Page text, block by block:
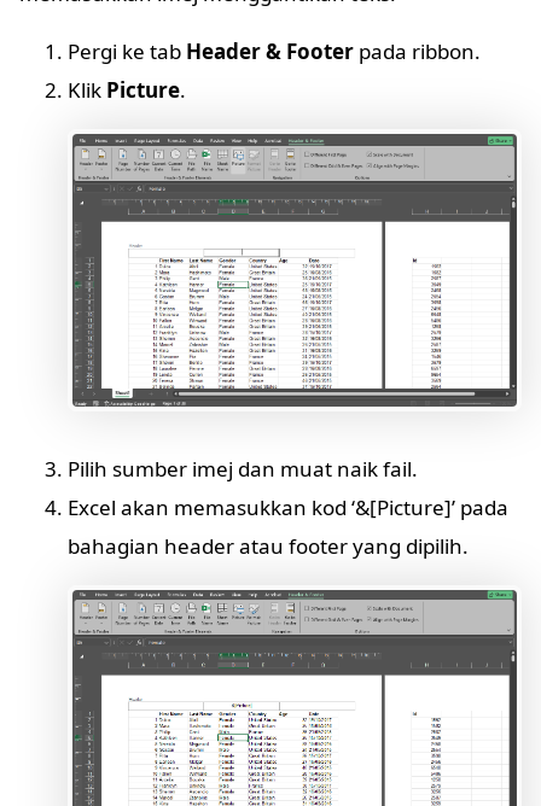
Pergi ke tab Header & Footer pada ribbon.
Klik Picture.
Pilih sumber imej dan muat naik fail.
Excel akan memasukkan kod ‘&[Picture]’ pada
bahagian header atau footer yang dipilih.